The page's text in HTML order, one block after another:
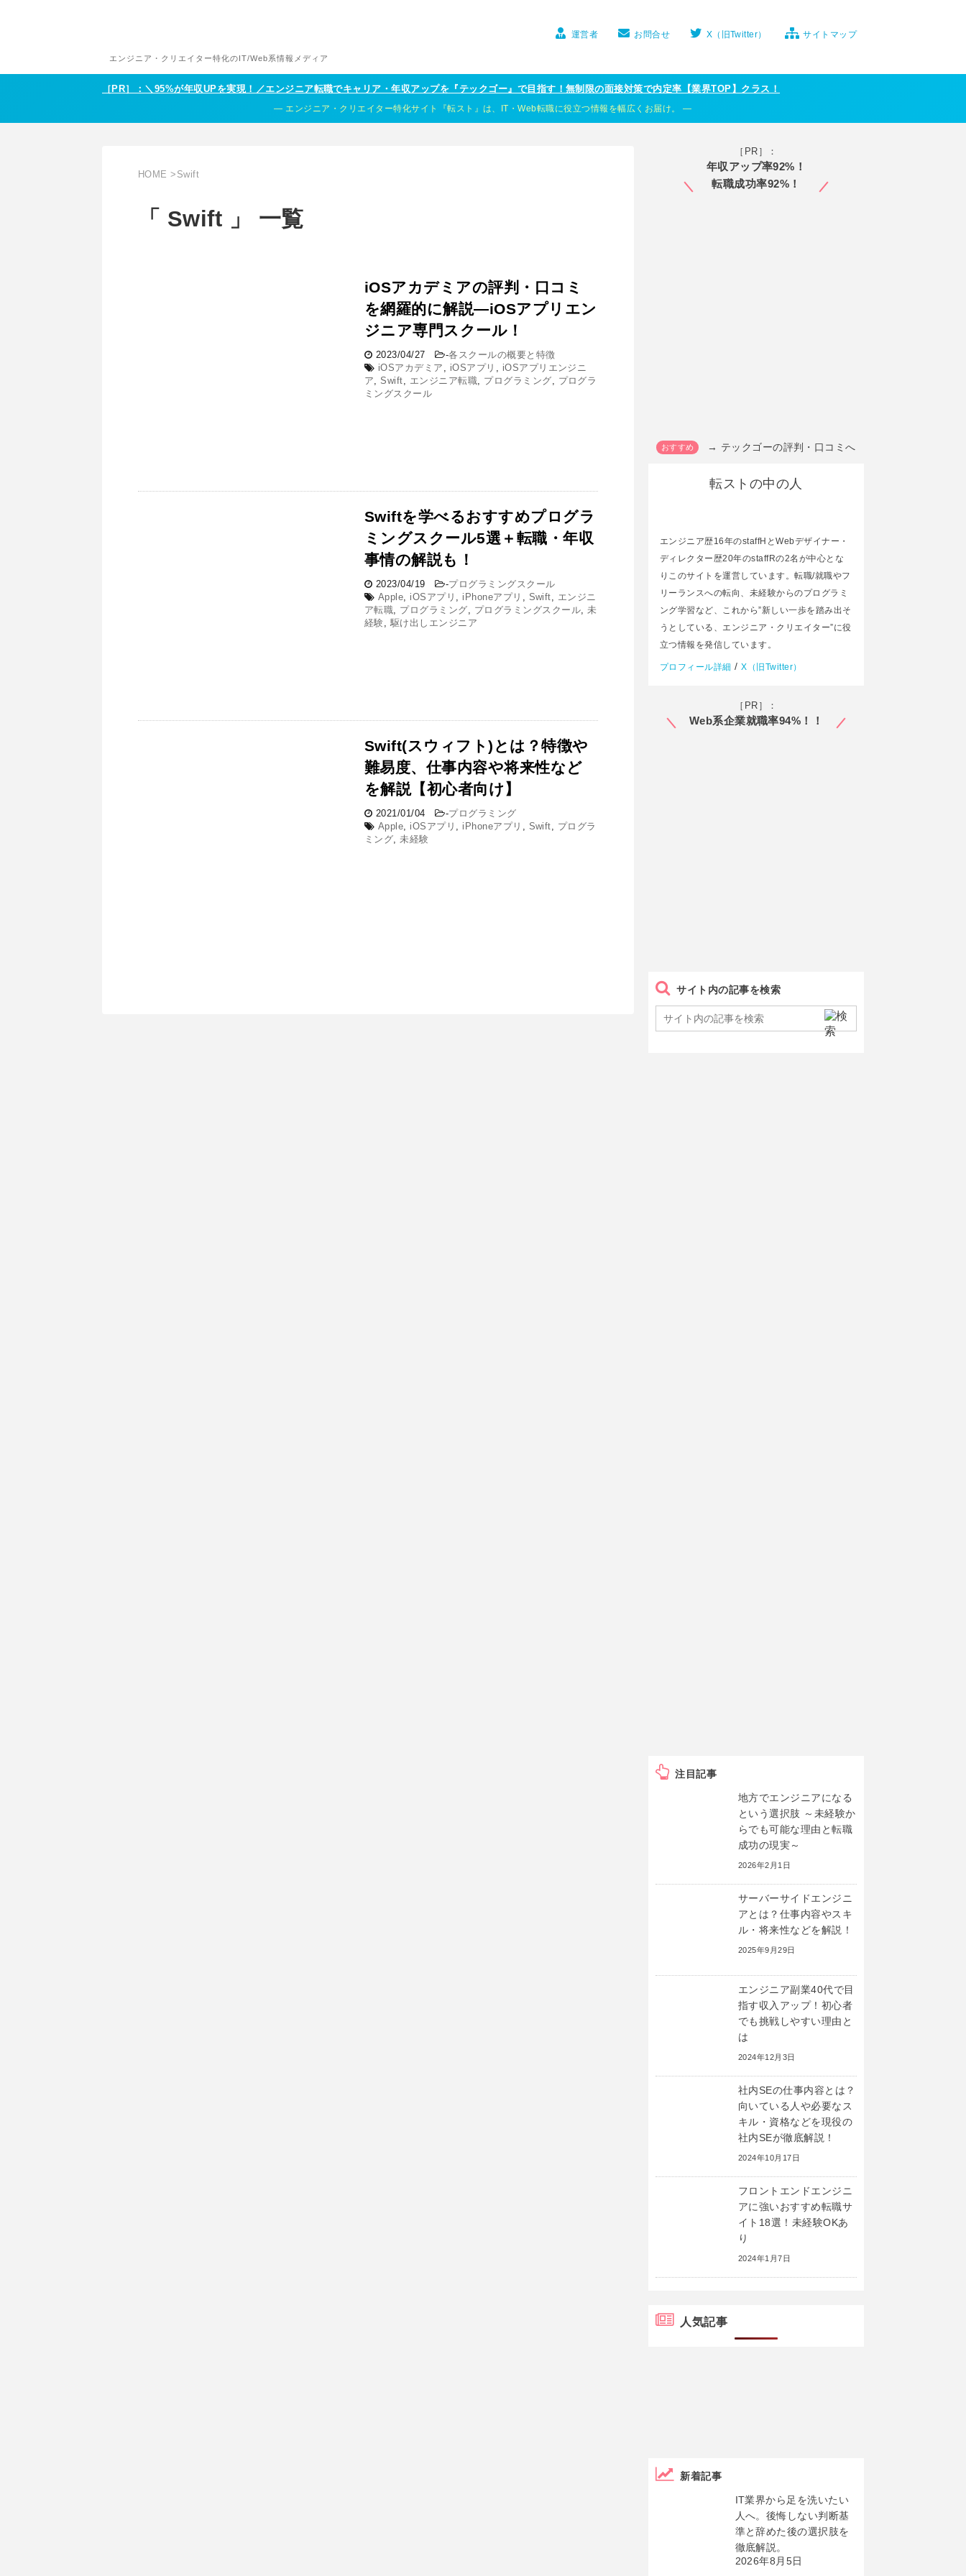
エンジニア・クリエイター特化のIT/Web系情報メディア
運営者 お問合せ X（旧Twitter） サイトマップ
［PR］：＼95%が年収UPを実現！／エンジニア転職でキャリア・年収アップを『テックゴー』で目指す！無制限の面接対策で内定率【業界TOP】クラス！
エンジニア・クリエイター特化サイト『転スト』は、IT・Web転職に役立つ情報を幅広くお届け。
HOME > Swift
「 Swift 」 一覧
iOSアカデミアの評判・口コミ
を網羅的に解説―iOSアプリエン
ジニア専門スクール！
2023/04/27 -各スクールの概要と特徴
iOSアカデミア , iOSアプリ , iOSアプリエンジニ
ア,Swift, エンジニア転職, プログラミング, プログラ
ミングスクール
Swiftを学べるおすすめプログラ
ミングスクール5選＋転職・年収
事情の解説も！
2023/04/19 -プログラミングスクール
Apple, iOSアプリ , iPhoneアプリ , Swift, エンジニ
ア転職, プログラミング, プログラミングスクール,未
経験, 駆け出しエンジニア
Swift(スウィフト)とは？特徴や
難易度、仕事内容や将来性など
を解説【初心者向け】
2021/01/04 -プログラミング
Apple, iOSアプリ , iPhoneアプリ , Swift, プログラ
ミング,未経験
［PR］：
年収アップ率92%！
転職成功率92%！
→ テックゴーの評判・口コミへ
転ストの中の人
エンジニア歴16年のstaffHとWebデザイナー・
ディレクター歴20年のstaffRの2名が中心とな
りこのサイトを運営しています。転職/就職やフ
リーランスへの転向、未経験からのプログラミ
ング学習など、これから”新しい一歩を踏み出そ
うとしている、エンジニア・クリエイター”に役
立つ情報を発信しています。
プロフィール詳細 /X（旧Twitter）
［PR］：
Web系企業就職率94%！！
サイト内の記事を検索
注目記事
地方でエンジニアになる
という選択肢 ～未経験か
らでも可能な理由と転職
成功の現実～
2026年2月1日
サーバーサイドエンジニ
アとは？仕事内容やスキ
ル・将来性などを解説！
2025年9月29日
エンジニア副業40代で目
指す収入アップ！初心者
でも挑戦しやすい理由と
は
2024年12月3日
社内SEの仕事内容とは？
向いている人や必要なス
キル・資格などを現役の
社内SEが徹底解説！
2024年10月17日
フロントエンドエンジニ
アに強いおすすめ転職サ
イト18選！未経験OKあ
り
2024年1月7日
人気記事
新着記事
IT業界から足を洗いたい
人へ。後悔しない判断基
準と辞めた後の選択肢を
徹底解説。
2026年8月5日